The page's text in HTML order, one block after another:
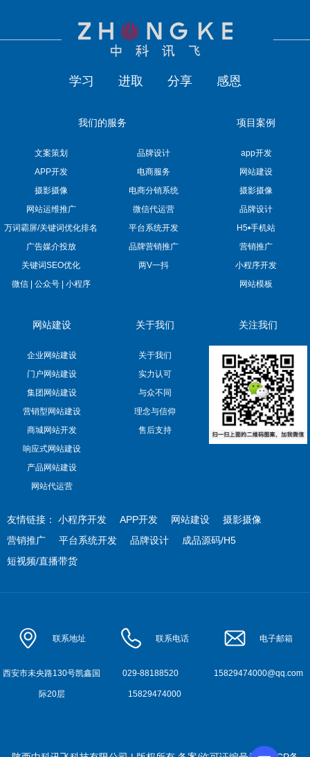
学习 进取 分享 感恩
我们的服务
文案策划
品牌设计
APP开发
电商服务
摄影摄像
电商分销系统
网站运维推广
微信代运营
万词霸屏/关键词优化排名
平台系统开发
广告媒介投放
品牌营销推广
关键词SEO优化
两V一抖
微信 | 公众号 | 小程序
项目案例
app开发
网站建设
摄影摄像
品牌设计
H5•手机站
营销推广
小程序开发
网站模板
网站建设
企业网站建设
门户网站建设
集团网站建设
营销型网站建设
商城网站开发
响应式网站建设
产品网站建设
网站代运营
关于我们
关于我们
实力认可
与众不同
理念与信仰
售后支持
关注我们
友情链接： 小程序开发 APP开发 网站建设
摄影摄像
营销推广
平台系统开发 品牌设计
成品源码/H5
短视频/直播带货
联系地址
西安市未央路130号凯鑫国
际20层
联系电话
029-88188520
15829474000
电子邮箱
15829474000@qq.com